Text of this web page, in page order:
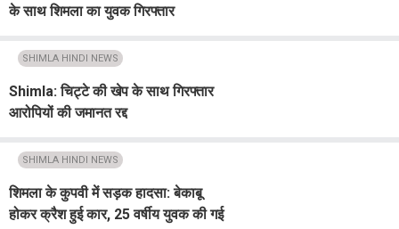
के साथ शिमला का युवक गिरफ्तार
SHIMLA HINDI NEWS
Shimla: चिट्टे की खेप के साथ गिरफ्तार
आरोपियों की जमानत रद्द
SHIMLA HINDI NEWS
शिमला के कुपवी में सड़क हादसा: बेकाबू
होकर क्रैश हुई कार, 25 वर्षीय युवक की गई